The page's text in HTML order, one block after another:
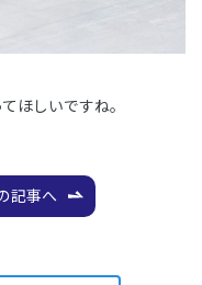
ほしいですね。
記事へ